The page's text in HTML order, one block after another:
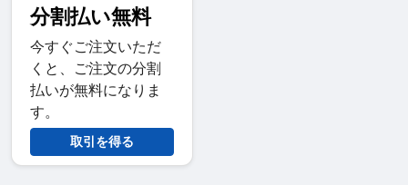
分割払い無料
今すぐご注文いただ
くと、ご注文の分割
払いが無料になりま
す。
取引を得る